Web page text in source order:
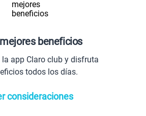
beneficios
la app Claro club y disfruta
todos los días.
consideraciones